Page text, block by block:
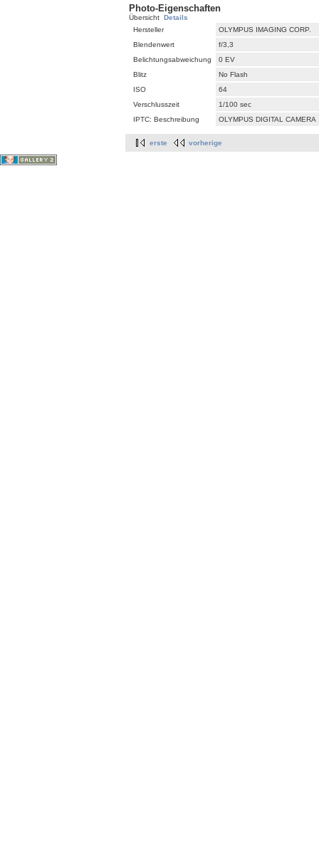
Photo-Eigenschaften
Übersicht Details
Hersteller
OLYMPUS IMAGING CORP.
Blendenwert
f/3,3
Belichtungsabweichung
0 EV
Blitz
No Flash
ISO
64
Verschlusszeit
1/100 sec
IPTC: Beschreibung
OLYMPUS DIGITAL CAMERA
erste vorherige